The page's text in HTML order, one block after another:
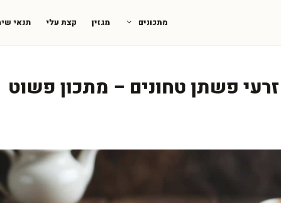
מתכונים מגזין קצת עלי תנאי
פשתן טחונים – מתכון פשוט